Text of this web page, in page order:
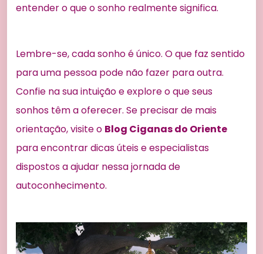
entender o que o sonho realmente significa.
Lembre-se, cada sonho é único. O que faz sentido
para uma pessoa pode não fazer para outra.
Confie na sua intuição e explore o que seus
sonhos têm a oferecer. Se precisar de mais
orientação, visite o Blog Ciganas do Oriente
para encontrar dicas úteis e especialistas
dispostos a ajudar nessa jornada de
autoconhecimento.